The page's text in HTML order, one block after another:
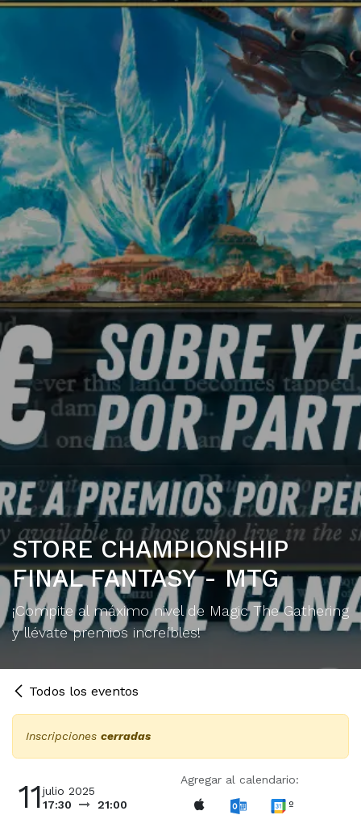
STORE CHAMPIONSHIP
FINAL FANTASY - MTG
¡Compite al máximo nivel de Magic The Gathering
y llévate premios increíbles!
Todos los eventos
Inscripciones cerradas
11julio 2025
17:30
21:00
Agregar al calendario:
º